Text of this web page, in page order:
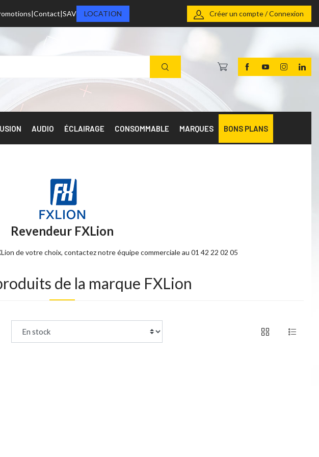
Contact SAV LOCATION Créer un compte / Connexion
AUDIO ÉCLAIRAGE CONSOMMABLE MARQUES BONS PLANS
Revendeur FXLion
de votre choix, contactez notre équipe commerciale au 01 42 22 02 05
de la marque FXLion